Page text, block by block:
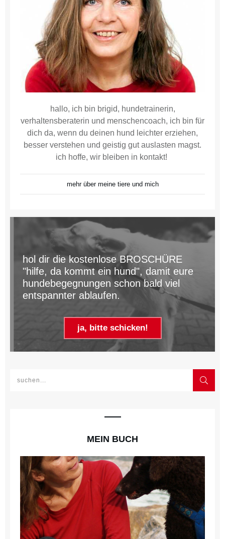
hallo, ich bin brigid, hundetrainerin,
verhaltensberaterin und menschencoach, ich bin für
dich da, wenn du deinen hund leichter erziehen,
besser verstehen und geistig gut auslasten magst.
ich hoffe, wir bleiben in kontakt!
mehr über meine tiere und mich
hol dir die kostenlose BROSCHÜRE
"hilfe, da kommt ein hund", damit eure
hundebegegnungen schon bald viel
entspannter ablaufen.
ja, bitte schicken!
MEIN BUCH